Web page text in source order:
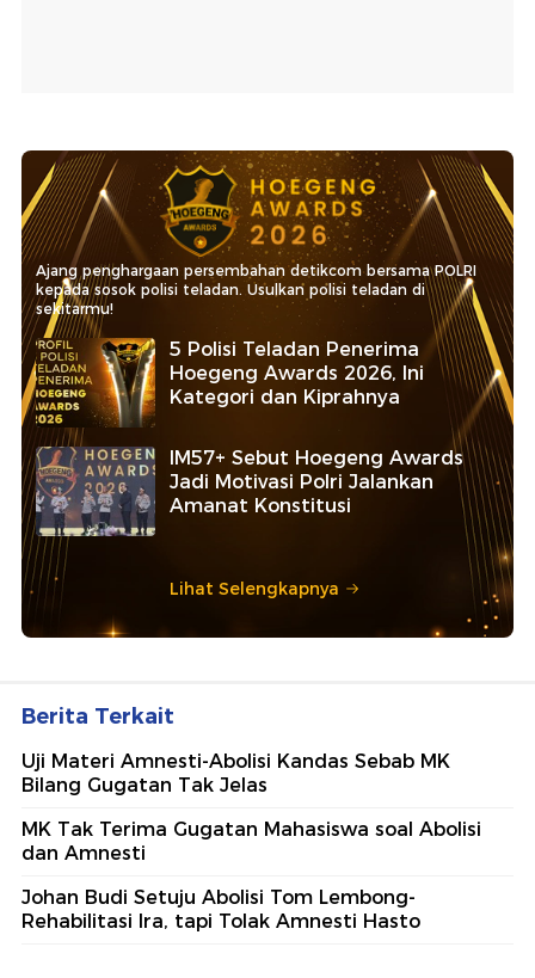
Ajang penghargaan persembahan detikcom bersama POLRI
kepada sosok polisi teladan. Usulkan polisi teladan di
sekitarmu!
5 Polisi Teladan Penerima
Hoegeng Awards 2026, Ini
Kategori dan Kiprahnya
IM57+ Sebut Hoegeng Awards
Jadi Motivasi Polri Jalankan
Amanat Konstitusi
Lihat Selengkapnya
Berita Terkait
Uji Materi Amnesti-Abolisi Kandas Sebab MK
Bilang Gugatan Tak Jelas
MK Tak Terima Gugatan Mahasiswa soal Abolisi
dan Amnesti
Johan Budi Setuju Abolisi Tom Lembong-
Rehabilitasi Ira, tapi Tolak Amnesti Hasto